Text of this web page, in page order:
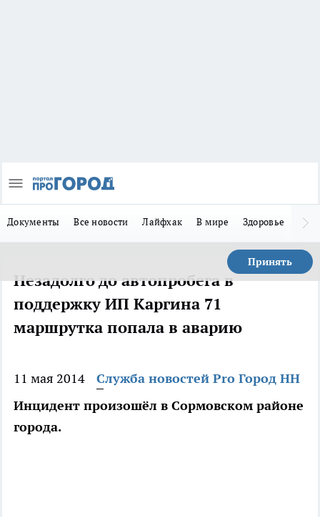
Документы Все новости Лайфхак В мире Здоровье
Принять
Незадолго до автопробега в
поддержку ИП Каргина 71
маршрутка попала в аварию
11 мая 2014
Служба новостей Pro Город НН
Инцидент произошёл в Сормовском районе
города.